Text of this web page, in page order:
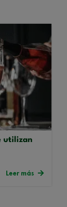
utilizan
Leer más